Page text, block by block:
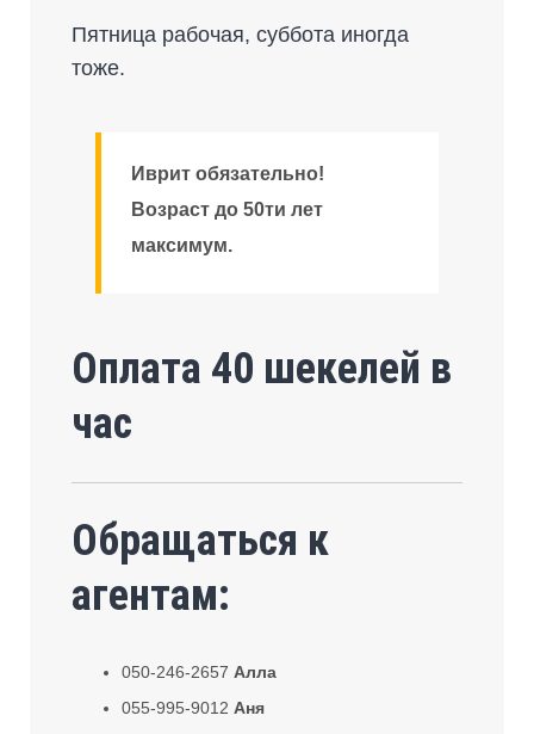
Пятница рабочая, суббота иногда
тоже.
Иврит обязательно!
Возраст до 50ти лет
максимум.
Оплата 40 шекелей в
час
Обращаться к
агентам:
050-246-2657 Алла
055-995-9012 Аня